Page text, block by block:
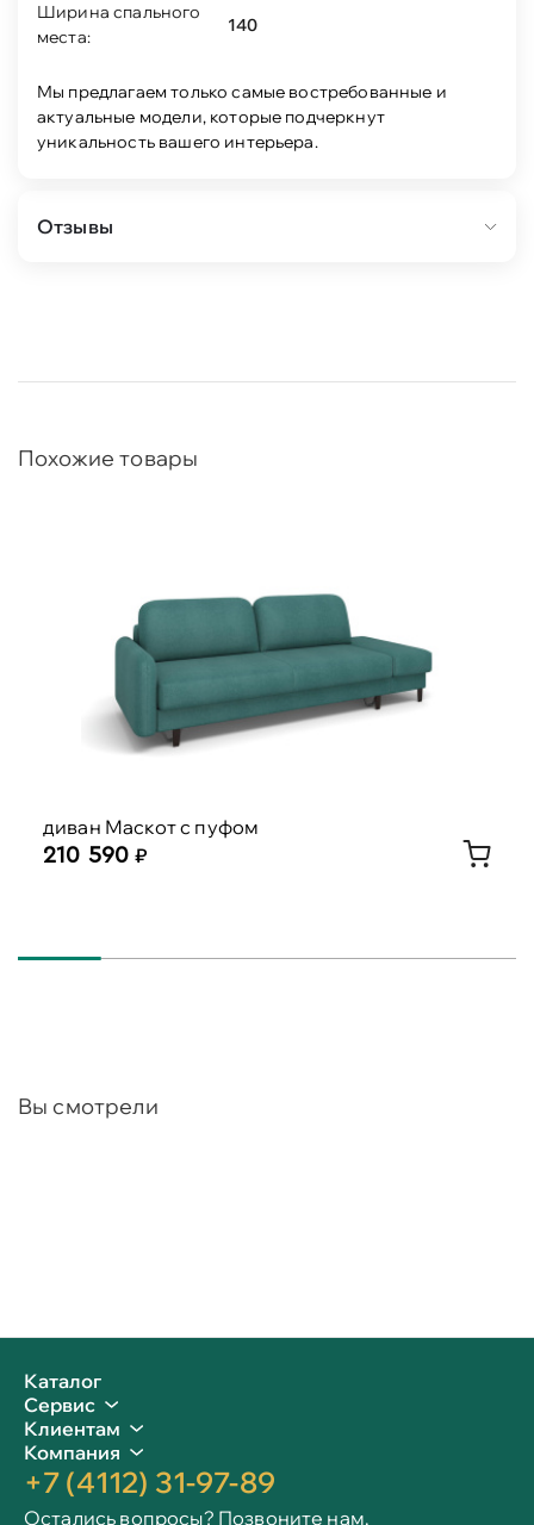
Ширина спального
места:
140
Мы предлагаем только самые востребованные и
актуальные модели, которые подчеркнут
уникальность вашего интерьера.
Отзывы
Похожие товары
диван Маскот с пуфом
210 590
Вы смотрели
Каталог
Сервис
Клиентам
Компания
+7 (4112) 31-97-89
Остались вопросы? Позвоните нам.